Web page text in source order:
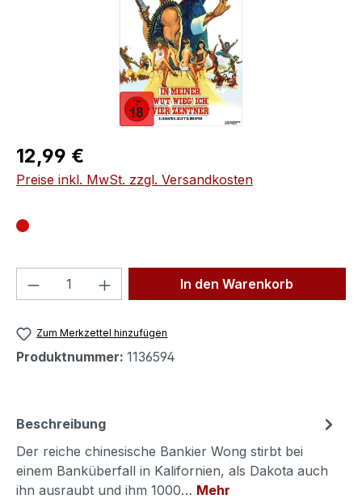
Regulärer Preis:
12,99 €
Preise inkl. MwSt. zzgl. Versandkosten
Produkt Anzahl: Gib denIn den Warenkorb
Zum Merkzettel hinzufügen
Produktnummer: 1136594
Beschreibung
Der reiche chinesische Bankier Wong stirbt bei
einem Banküberfall in Kalifornien, als Dakota auch
ihn ausraubt und ihm 1000… Mehr